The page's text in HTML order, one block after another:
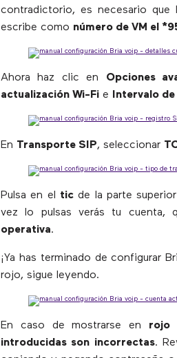
contradictorio, es necesario que
escribe como número de VM el
Ahora haz clic en Opciones
actualización Wi-Fi e Intervalo
En Transporte SIP, seleccionar
Pulsa en el ticde la parte superior
vez lo pulsas verás tu cuenta,
operativa.
¡Ya has terminado de configurar
rojo, sigue leyendo.
En caso de mostrarse en rojo
introducidas son incorrectas.